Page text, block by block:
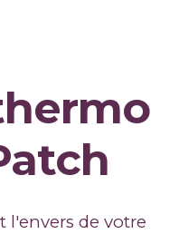
l'envers de votre